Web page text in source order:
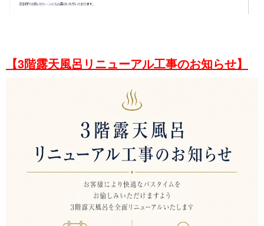
【3階露天風呂リニューアル工事のお知らせ】